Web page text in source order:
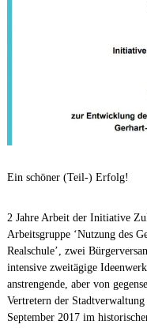
Ein schöner (Teil-) Erfolg!
2 Jahre Arbeit der Initiative
Arbeitsgruppe ‘Nutzung des
Realschule’, zwei
intensive zweitägige
anstrengende, aber von
Vertretern der
September 2017 im